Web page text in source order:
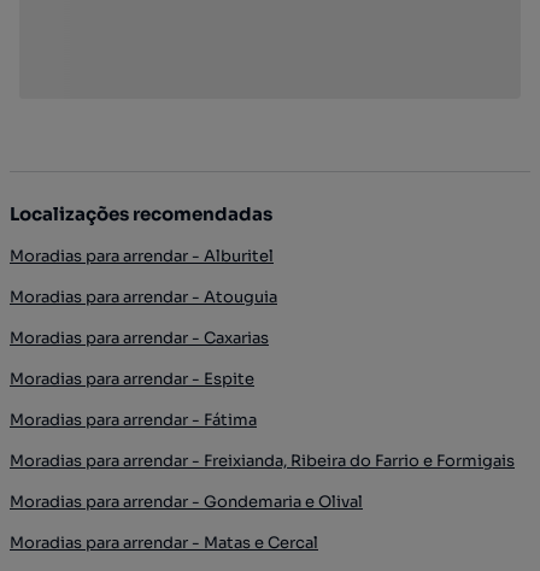
Localizações recomendadas
Moradias para arrendar - Alburitel
Moradias para arrendar - Atouguia
Moradias para arrendar - Caxarias
Moradias para arrendar - Espite
Moradias para arrendar - Fátima
Moradias para arrendar - Freixianda, Ribeira do Farrio e Formigais
Moradias para arrendar - Gondemaria e Olival
Moradias para arrendar - Matas e Cercal